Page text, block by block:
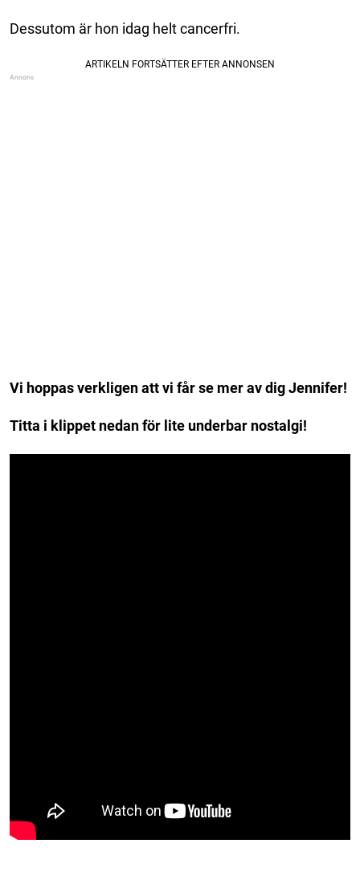
Dessutom är hon idag helt cancerfri.
Vi hoppas verkligen att vi får se mer av dig Jennifer!
Titta i klippet nedan för lite underbar nostalgi!